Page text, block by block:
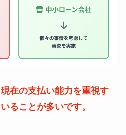
現在の支払い能力を重視す
ることが多いです。